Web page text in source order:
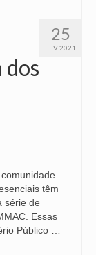
25
FEV 2021
têm
série de
Essas
Público …